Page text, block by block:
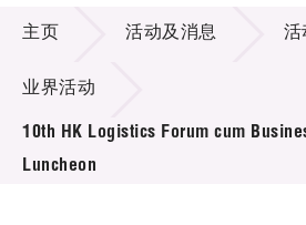
技术商品化
项目及资助计划
活动及消息
活动及消息
主页 活动及消息 活
业界活动
10th HK Logistics Forum cum
Luncheon